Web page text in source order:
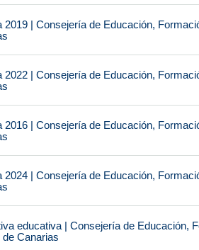
2019 | Consejería de Educación,
2022 | Consejería de Educación,
2016 | Consejería de Educación,
2024 | Consejería de Educación,
educativa | Consejería de Educación,
Canarias